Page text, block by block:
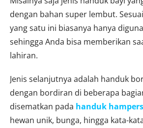
dengan bahan super lembut.
yang satu ini biasanya hanya
sehingga Anda bisa memberikan
lahiran.
Jenis selanjutnya adalah handuk
dengan bordiran di beberapa
disematkan pada handuk hampers
hewan unik, bunga, hingga kata-